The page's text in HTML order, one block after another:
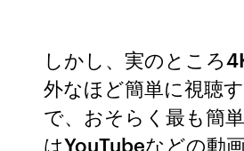
しかし、実のところ
外なほど簡単に視聴
で、おそらく最も簡
はYouTubeなどの動